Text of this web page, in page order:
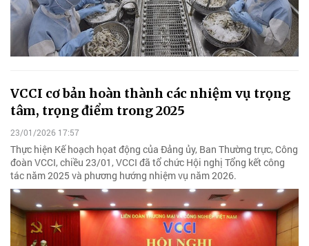
VCCI cơ bản hoàn thành các nhiệm vụ trọng
tâm, trọng điểm trong 2025
23/01/2026 17:57
Thực hiện Kế hoạch họat động của Đảng ủy, Ban Thường trực, Công
đoàn VCCI, chiều 23/01, VCCI đã tổ chức Hội nghị Tổng kết công
tác năm 2025 và phương hướng nhiệm vụ năm 2026.